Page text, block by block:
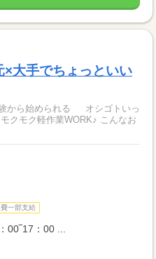
×大手でちょっといい
一部支給
：00 ...